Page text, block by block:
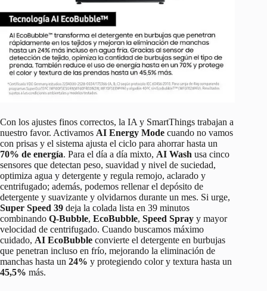
Con los ajustes finos correctos, la IA y SmartThings trabajan a
nuestro favor. Activamos AI Energy Mode cuando no vamos
con prisas y el sistema ajusta el ciclo para ahorrar hasta un
70% de energía. Para el día a día mixto, AI Wash usa cinco
sensores que detectan peso, suavidad y nivel de suciedad,
optimiza agua y detergente y regula remojo, aclarado y
centrifugado; además, podemos rellenar el depósito de
detergente y suavizante y olvidarnos durante un mes. Si urge,
Super Speed 39 deja la colada lista en 39 minutos
combinando Q-Bubble, EcoBubble, Speed Spray y mayor
velocidad de centrifugado. Cuando buscamos máximo
cuidado, AI EcoBubble convierte el detergente en burbujas
que penetran incluso en frío, mejorando la eliminación de
manchas hasta un 24% y protegiendo color y textura hasta un
45,5% más.